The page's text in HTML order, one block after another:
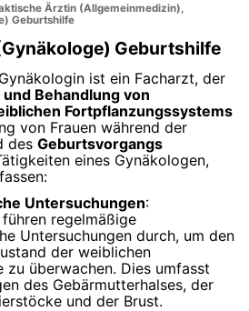
Ärztin (Allgemeinmedizin),
Geburtshilfe
Geburtshilfe
ist ein Facharzt, der
und Behandlung von
Fortpflanzungssystems
von Frauen während der
des Geburtsvorgangs
eines Gynäkologen,
Untersuchungen:
regelmäßige
Untersuchungen durch, um den
der weiblichen
zu überwachen. Dies umfasst
des Gebärmutterhalses, der
und der Brust.